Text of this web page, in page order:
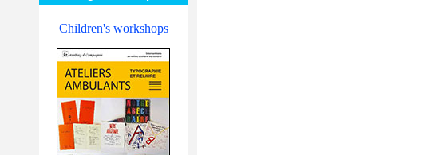
Children's workshops